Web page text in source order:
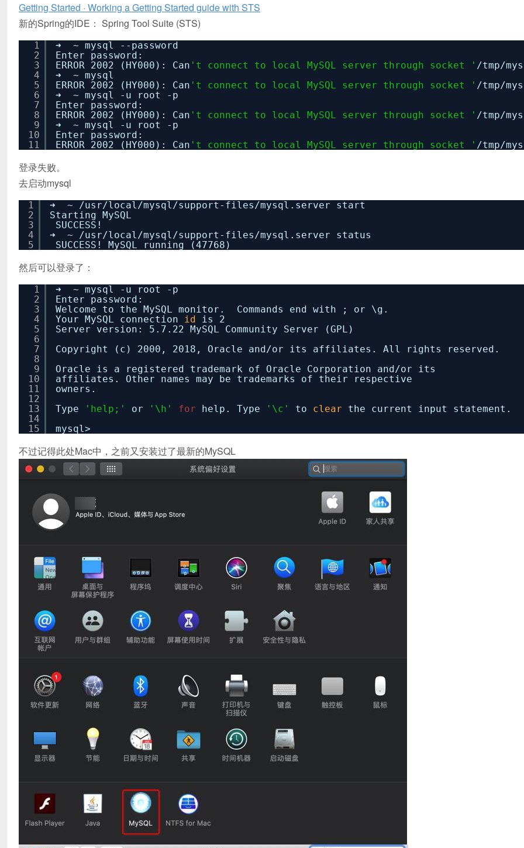
Getting Started · Working a Getting Started guide with STS
新的Spring的IDE： Spring Tool Suite (STS)
1
2
3
4
5
6
7
8
9
10
11
➜ ~ mysql --password
Enter password:
ERROR 2002 (HY000): Can 't connect to local MySQL server through socket ' /tmp/
➜ ~ mysql
ERROR 2002 (HY000): Can 't connect to local MySQL server through socket ' /tmp/
➜ ~ mysql -u root -p
Enter password:
ERROR 2002 (HY000): Can 't connect to local MySQL server through socket ' /tmp/
➜ ~ mysql -u root -p
Enter password:
ERROR 2002 (HY000): Can 't connect to local MySQL server through socket ' /tmp/
登录失败。
去启动mysql
1
2
3
4
5
➜ ~ /usr/local/mysql/support-files/mysql .server start
Starting MySQL
SUCCESS!
➜ ~ /usr/local/mysql/support-files/mysql .server status
SUCCESS! MySQL running (47768)
然后可以登录了：
1
2
3
4
5
6
7
8
9
10
11
12
13
14
15
➜ ~ mysql -u root -p
Enter password:
Welcome to the MySQL monitor. Commands end with ; or \g.
Your MySQL connection id
is 2
Server version: 5.7.22 MySQL Community Server (GPL)
Copyright (c) 2000, 2018, Oracle and/or
its affiliates. All rights reserved.
Oracle is a registered trademark of Oracle Corporation and/or
its
affiliates. Other names may be trademarks of their respective
owners.
Type
'help;' or '\h' for help. Type '\c' to clear
the current input statement.
mysql>
不过记得此处Mac中，之前又安装过了最新的MySQL